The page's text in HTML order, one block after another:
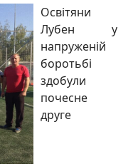
Освітяни
Лубен у
напруженій
боротьбі
здобули
почесне
друге